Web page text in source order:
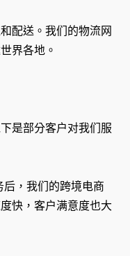
配送。我们的物流网
界各地。
是部分客户对我们服
后，我们的跨境电商
快，客户满意度也大